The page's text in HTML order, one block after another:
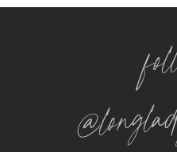
M